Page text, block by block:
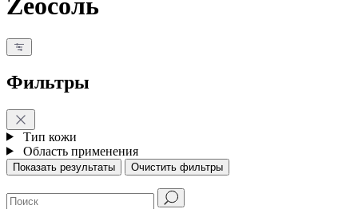
Zeoсоль
Фильтры
Тип кожи
Область применения